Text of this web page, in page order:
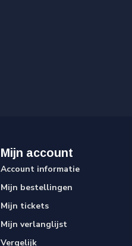
Mijn account
Account informatie
Mijn bestellingen
Mijn tickets
Mijn verlanglijst
Vergelijk